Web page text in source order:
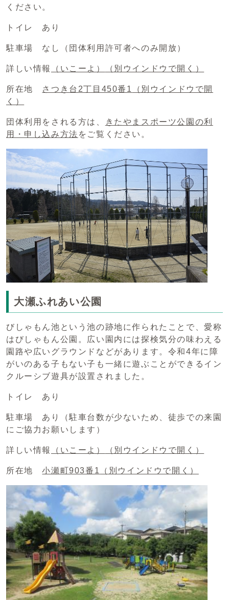
ください。
トイレ あり
駐車場 なし（団体利用許可者へのみ開放）
詳しい情報 （いこーよ） （別ウインドウで開く）
所在地 さつき台2丁目450番1
（別ウインドウで開
く）
団体利用をされる方は、
きたやまスポーツ公園の利
用・申し込み方法 をご覧ください。
大瀬ふれあい公園
びしゃもん池という池の跡地に作られたことで、愛称
はびしゃもん公園。広い園内には探検気分の味わえる
園路や広いグラウンドなどがあります。令和4年に障
がいのある子もない子も一緒に遊ぶことができるイン
クルーシブ遊具が設置されました。
トイレ あり
駐車場 あり（駐車台数が少ないため、徒歩での来園
にご協力お願いします）
詳しい情報 （いこーよ） （別ウインドウで開く）
所在地小瀬町903番1 （別ウインドウで開く）